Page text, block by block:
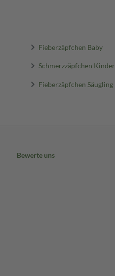
Fieberzäpfchen Baby
Schmerzzäpfchen Kinder
Fieberzäpfchen Säugling
Bewerte uns